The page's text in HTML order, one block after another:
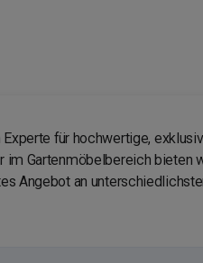
für hochwertige,
im Gartenmöbelbereich bieten
Angebot an